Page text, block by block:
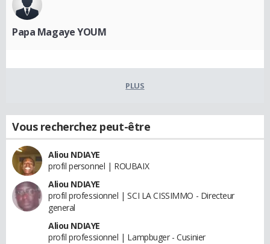
Papa Magaye YOUM
PLUS
Vous recherchez peut-être
Aliou NDIAYE
profil personnel | ROUBAIX
Aliou NDIAYE
profil professionnel | SCI LA CISSIMMO - Directeur
general
Aliou NDIAYE
profil professionnel | Lampbuger - Cusinier